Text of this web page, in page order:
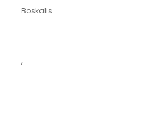
Boskalis
,